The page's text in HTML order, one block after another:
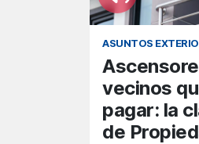
ASUNTOS
vecinos
pagar: la
de